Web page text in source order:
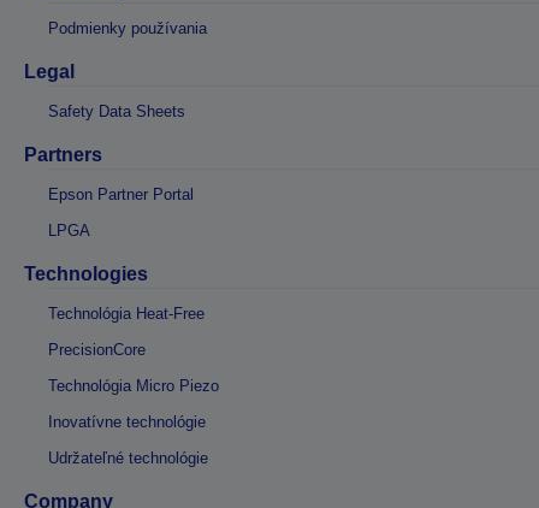
Podmienky používania
Legal
Safety Data Sheets
Partners
Epson Partner Portal
LPGA
Technologies
Technológia Heat-Free
PrecisionCore
Technológia Micro Piezo
Inovatívne technológie
Udržateľné technológie
Company